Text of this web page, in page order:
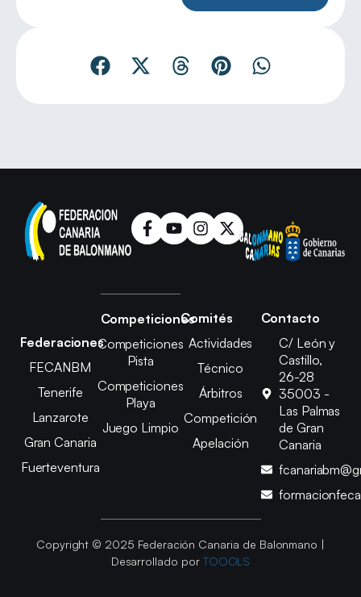
Federaciones
FECANBM
Tenerife
Lanzarote
Gran Canaria
Fuerteventura
Competiciones
Competiciones
Pista
Competiciones
Playa
Juego Limpio
Comités
Actividades
Técnico
Árbitros
Competición
Apelación
Contacto
C/ León y
Castillo,
26-28
35003 -
Las Palmas
de Gran
Canaria
Copyright © 2025 Federación Canaria de Balonmano |
Desarrollado por TOOOLS